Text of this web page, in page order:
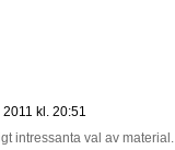
2011 kl. 20:51
intressanta val av